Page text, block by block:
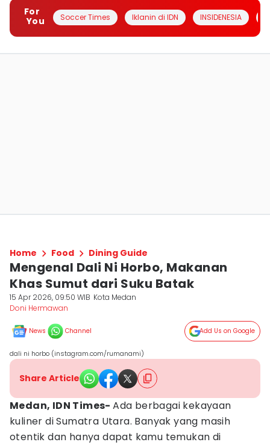
For
You
Soccer Times Iklanin di IDN INSIDENESIA
Home Food Dining Guide
Mengenal Dali Ni Horbo, Makanan
Khas Sumut dari Suku Batak
15 Apr 2026, 09:50 WIB Kota Medan
Doni Hermawan
News Channel Add Us on Google
dali ni horbo (instagram.com/rumanami)
Share Article
Medan, IDN Times-Ada berbagai kekayaan
kuliner di Sumatra Utara. Banyak yang masih
otentik dan hanya dapat kamu temukan di